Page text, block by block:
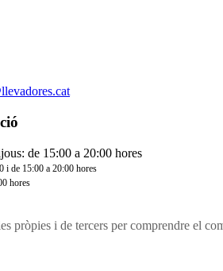
de 15:00 a 20:00 hores
i de 15:00 a 20:00 hores
hores
pròpies i de tercers per comprendre el